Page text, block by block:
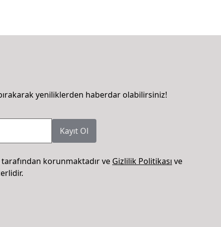
yeniliklerden haberdar olabilirsiniz!
Kayıt Ol
tarafından korunmaktadır ve Gizlilik Politikası ve